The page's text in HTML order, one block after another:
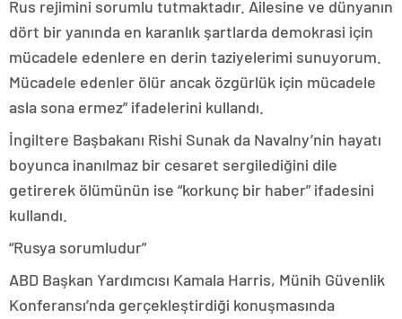
Rus rejimini sorumlu tutmaktadır. Ailesine ve dünyanın
dört bir yanında en karanlık şartlarda demokrasi için
mücadele edenlere en derin taziyelerimi sunuyorum.
Mücadele edenler ölür ancak özgürlük için mücadele
asla sona ermez” ifadelerini kullandı.
İngiltere Başbakanı Rishi Sunak da Navalny’nin hayatı
boyunca inanılmaz bir cesaret sergilediğini dile
getirerek ölümünün ise “korkunç bir haber” ifadesini
kullandı.
“Rusya sorumludur”
ABD Başkan Yardımcısı Kamala Harris, Münih Güvenlik
Konferansı’nda gerçekleştirdiği konuşmasında